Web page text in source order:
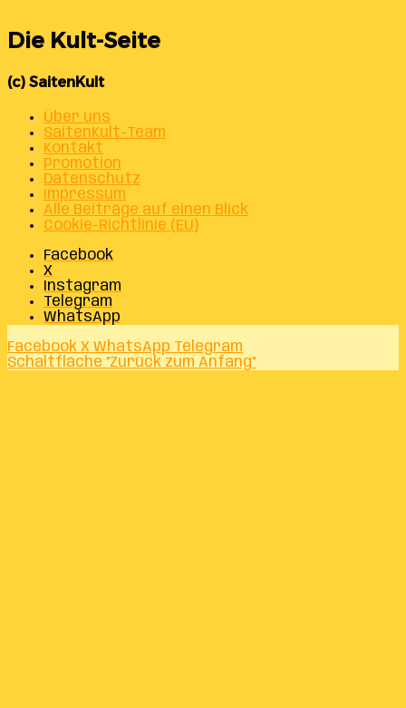
Die Kult-Seite
(c) SaitenKult
Über uns
SaitenKult-Team
Kontakt
Promotion
Datenschutz
Impressum
Alle Beiträge auf einen Blick
Cookie-Richtlinie (EU)
Facebook
X
Instagram
Telegram
WhatsApp
Facebook X WhatsApp Telegram
Schaltfläche "Zurück zum Anfang"